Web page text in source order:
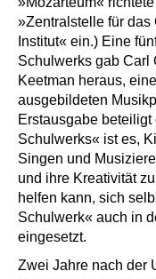
»Zentralstelle für das
Institut« ein.) Eine
Schulwerks gab Carl
Keetman heraus,
ausgebildeten
Erstausgabe
Schulwerks« ist es,
Singen und
und ihre Kreativität
helfen kann, sich
Schulwerk« auch in
eingesetzt.
Zwei Jahre nach der